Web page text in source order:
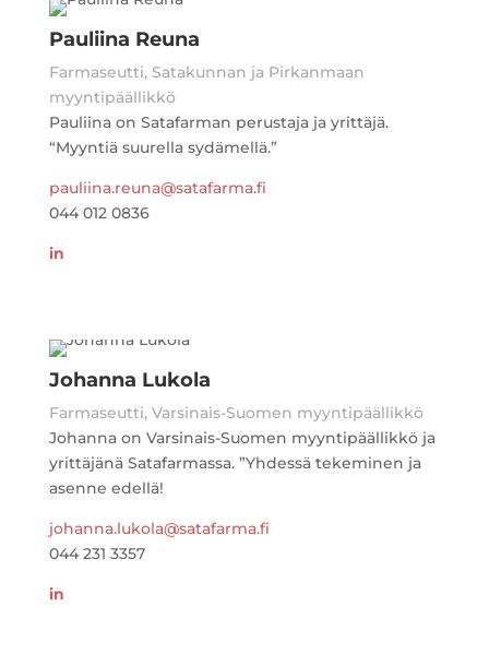
Pauliina Reuna
Farmaseutti, Satakunnan ja Pirkanmaan
myyntipäällikkö
Pauliina on Satafarman perustaja ja yrittäjä.
“Myyntiä suurella sydämellä.”
pauliina.reuna@satafarma.fi
044 012 0836
in
Johanna Lukola
Farmaseutti, Varsinais-Suomen myyntipäällikkö
Johanna on Varsinais-Suomen myyntipäällikkö ja
yrittäjänä Satafarmassa. ”Yhdessä tekeminen ja
asenne edellä!
johanna.lukola@satafarma.fi
044 231 3357
in